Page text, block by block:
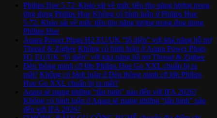
Philips Hue 5.72: Khảo sát về mức tiêu thụ năng lượng trong
ứng dụng Philips Hue Không có bình luận ở Philips Hue
5.72: Khảo sát về mức tiêu thụ năng lượng trong ứng dụng
Philips Hue
Aqara Power Plugs H2 EU/UK “lộ diện” với khả năng hỗ trợ
Thread & Zigbee Không có bình luận ở Aqara Power Plugs
H2 EU/UK “lộ diện” với khả năng hỗ trợ Thread & Zigbee
Đèn thông minh cỡ lớn Philips Hue Go XXL chuẩn bị ra
mắt? Không có bình luận ở Đèn thông minh cỡ lớn Philips
Hue Go XXL chuẩn bị ra mắt?
Aqara sẽ mang những “tân binh” nào đến với IFA 2026?
Không có bình luận ở Aqara sẽ mang những “tân binh” nào
đến với IFA 2026?